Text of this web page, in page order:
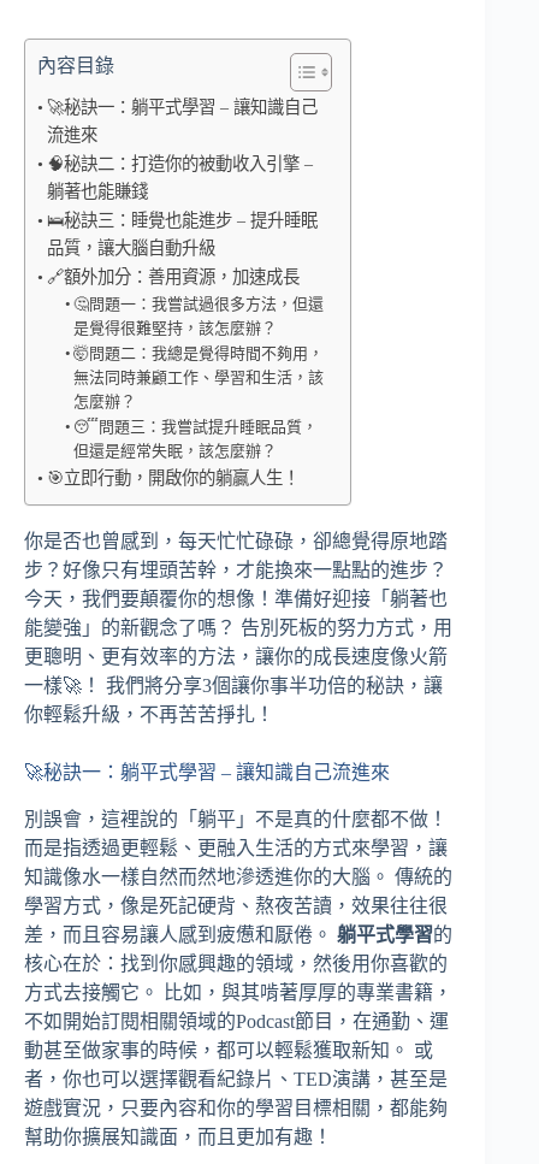
內容目錄
🚀秘訣一：躺平式學習 – 讓知識自己
流進來
🧠秘訣二：打造你的被動收入引擎 –
躺著也能賺錢
🛌秘訣三：睡覺也能進步 – 提升睡眠
品質，讓大腦自動升級
🔗額外加分：善用資源，加速成長
🤔問題一：我嘗試過很多方法，但還
是覺得很難堅持，該怎麼辦？
🤯問題二：我總是覺得時間不夠用，
無法同時兼顧工作、學習和生活，該
怎麼辦？
😴問題三：我嘗試提升睡眠品質，
但還是經常失眠，該怎麼辦？
🎯立即行動，開啟你的躺贏人生！
你是否也曾感到，每天忙忙碌碌，卻總覺得原地踏
步？好像只有埋頭苦幹，才能換來一點點的進步？
今天，我們要顛覆你的想像！準備好迎接「躺著也
能變強」的新觀念了嗎？ 告別死板的努力方式，用
更聰明、更有效率的方法，讓你的成長速度像火箭
一樣🚀！ 我們將分享3個讓你事半功倍的秘訣，讓
你輕鬆升級，不再苦苦掙扎！
🚀秘訣一：躺平式學習 – 讓知識自己流進來
別誤會，這裡說的「躺平」不是真的什麼都不做！
而是指透過更輕鬆、更融入生活的方式來學習，讓
知識像水一樣自然而然地滲透進你的大腦。 傳統的
學習方式，像是死記硬背、熬夜苦讀，效果往往很
差，而且容易讓人感到疲憊和厭倦。 躺平式學習的
核心在於：找到你感興趣的領域，然後用你喜歡的
方式去接觸它。 比如，與其啃著厚厚的專業書籍，
不如開始訂閱相關領域的Podcast節目，在通勤、運
動甚至做家事的時候，都可以輕鬆獲取新知。 或
者，你也可以選擇觀看紀錄片、TED演講，甚至是
遊戲實況，只要內容和你的學習目標相關，都能夠
幫助你擴展知識面，而且更加有趣！